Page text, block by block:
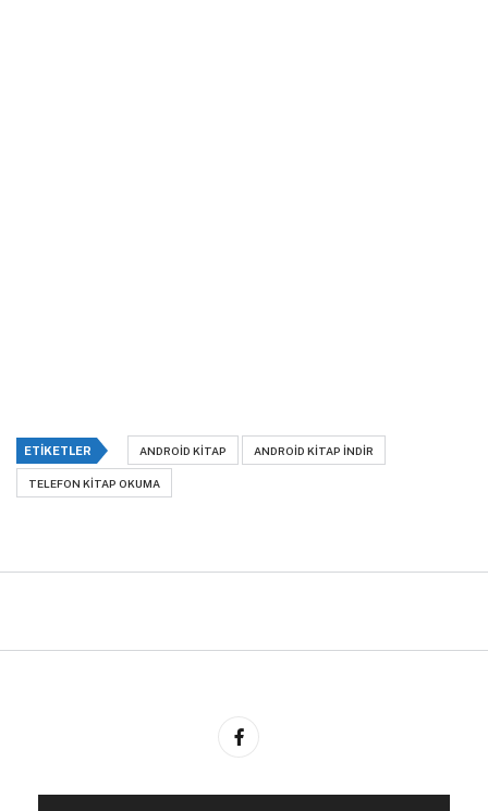
ETIKETLER ANDROID KITAP ANDROID KITAP INDIR
TELEFON KITAP OKUMA